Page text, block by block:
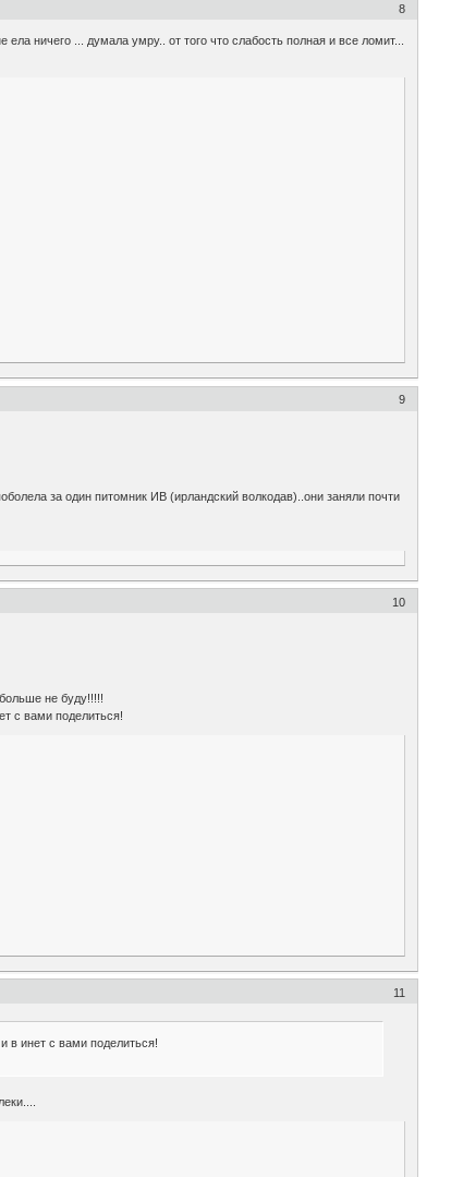
8
ничего ... думала умру.. от того что слабость полная и все ломит...
9
за один питомник ИВ (ирландский волкодав)..они заняли почти
10
не буду!!!!!
с вами поделиться!
11
в инет с вами поделиться!